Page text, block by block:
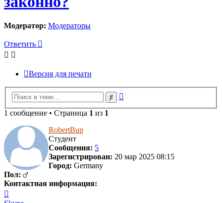
Модератор: Модераторы
Ответить
Версия для печати
Поиск
1 сообщение • Страница 1 из 1
RobertBup
Студент
Сообщения: 5
Зарегистрирован: 20 мар 2025 08:15
Город: Germany
Пол:
Контактная информация:
информация